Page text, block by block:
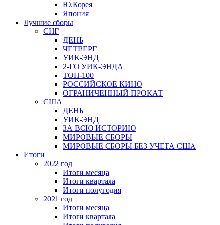
Ю.Корея
Япония
Лучшие сборы
СНГ
ДЕНЬ
ЧЕТВЕРГ
УИК-ЭНД
2-ГО УИК-ЭНДА
ТОП-100
РОССИЙСКОЕ КИНО
ОГРАНИЧЕННЫЙ ПРОКАТ
США
ДЕНЬ
УИК-ЭНД
ЗА ВСЮ ИСТОРИЮ
МИРОВЫЕ СБОРЫ
МИРОВЫЕ СБОРЫ БЕЗ УЧЕТА США
Итоги
2022 год
Итоги месяца
Итоги квартала
Итоги полугодия
2021 год
Итоги месяца
Итоги квартала